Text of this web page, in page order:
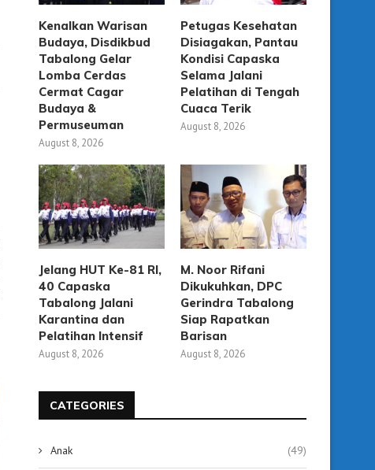
Kenalkan Warisan
Budaya, Disdikbud
Tabalong Gelar
Lomba Cerdas
Cermat Cagar
Budaya &
Permuseuman
August 8, 2026
Petugas Kesehatan
Disiagakan, Pantau
Kondisi Capaska
Selama Jalani
Pelatihan di Tengah
Cuaca Terik
August 8, 2026
Jelang HUT Ke-81 RI,
40 Capaska
Tabalong Jalani
Karantina dan
Pelatihan Intensif
August 8, 2026
M. Noor Rifani
Dikukuhkan, DPC
Gerindra Tabalong
Siap Rapatkan
Barisan
August 8, 2026
CATEGORIES
Anak (49)